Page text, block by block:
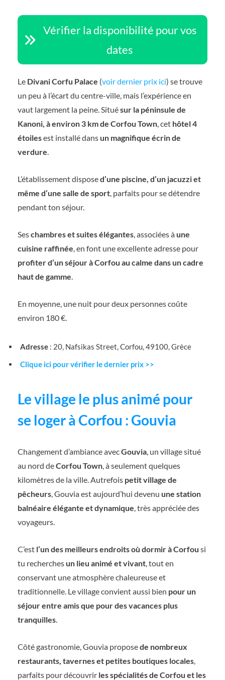
Vérifier la disponibilité pour vos
dates
Le Divani Corfu Palace (voir dernier prix ici) se trouve
un peu à l’écart du centre-ville, mais l’expérience en
vaut largement la peine. Situésur la péninsule de
Kanoni, à environ 3 km de Corfou Town, cet hôtel 4
étoilesest installé dans un magnifique écrin de
verdure.
L’établissement disposed’une piscine, d’un jacuzzi et
même d’une salle de sport, parfaits pour se détendre
pendant ton séjour.
Seschambres et suites élégantes, associées à une
cuisine raffinée, en font une excellente adresse pour
profiter d’un séjour à Corfou au calme dans un cadre
haut de gamme.
En moyenne, une nuit pour deux personnes coûte
environ 180 €.
Adresse : 20, Nafsikas Street, Corfou, 49100, Grèce
Clique ici pour vérifier le dernier prix >>
Le village le plus animé pour
se loger à Corfou : Gouvia
Changement d’ambiance avecGouvia , un village situé
au nord deCorfou Town , à seulement quelques
kilomètres de la ville. Autrefois petit village de
pêcheurs , Gouvia est aujourd’hui devenu une station
balnéaire élégante et dynamique , très appréciée des
voyageurs.
C’est l’un des meilleurs endroits où dormir à Corfou si
tu recherches un lieu animé et vivant , tout en
conservant une atmosphère chaleureuse et
traditionnelle. Le village convient aussi bien pour un
séjour entre amis que pour des vacances plus
tranquilles
Côté gastronomie, Gouvia proposede nombreux
restaurants, tavernes et petites boutiques locales
parfaits pour découvrir les spécialités de Corfou et les